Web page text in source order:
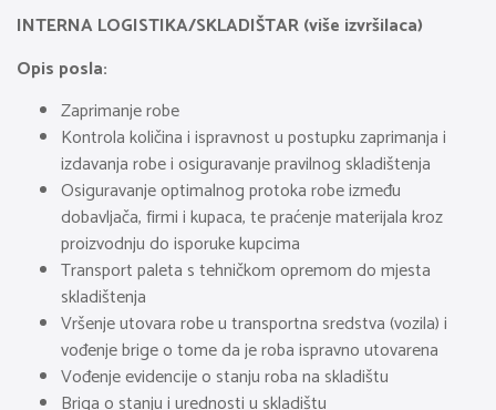
INTERNA LOGISTIKA/SKLADIŠTAR (više izvršilaca)
Opis posla:
Zaprimanje robe
Kontrola količina i ispravnost u postupku zaprimanja i
izdavanja robe i osiguravanje pravilnog skladištenja
Osiguravanje optimalnog protoka robe između
dobavljača, firmi i kupaca, te praćenje materijala kroz
proizvodnju do isporuke kupcima
Transport paleta s tehničkom opremom do mjesta
skladištenja
Vršenje utovara robe u transportna sredstva (vozila) i
vođenje brige o tome da je roba ispravno utovarena
Vođenje evidencije o stanju roba na skladištu